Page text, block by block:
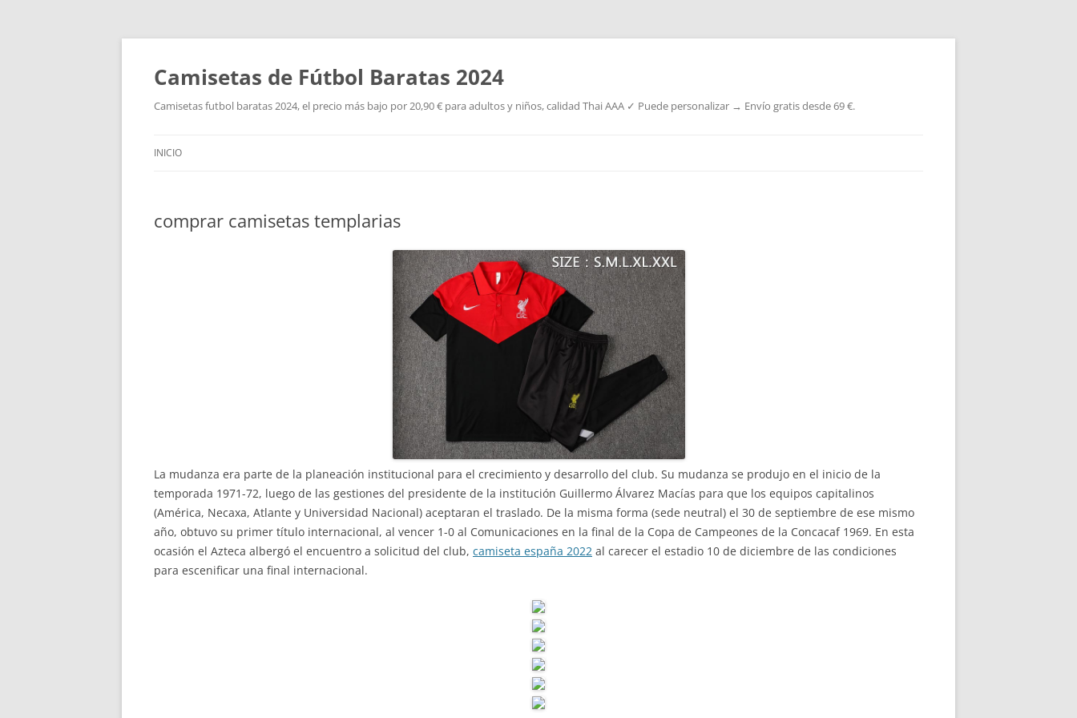
Camisetas de Fútbol Baratas 2024
Camisetas futbol baratas 2024, el precio más bajo por 20,90 € para adultos y niños, calidad Thai AAA ✓ Puede personalizar → Envío gratis desde 69 €.
INICIO
comprar camisetas templarias
La mudanza era parte de la planeación institucional para el crecimiento y desarrollo del club. Su mudanza se produjo en el inicio de la
temporada 1971-72, luego de las gestiones del presidente de la institución Guillermo Álvarez Macías para que los equipos capitalinos
(América, Necaxa, Atlante y Universidad Nacional) aceptaran el traslado. De la misma forma (sede neutral) el 30 de septiembre de ese mismo
año, obtuvo su primer título internacional, al vencer 1-0 al Comunicaciones en la final de la Copa de Campeones de la Concacaf 1969. En esta
ocasión el Azteca albergó el encuentro a solicitud del club, camiseta españa 2022 al carecer el estadio 10 de diciembre de las condiciones
para escenificar una final internacional.